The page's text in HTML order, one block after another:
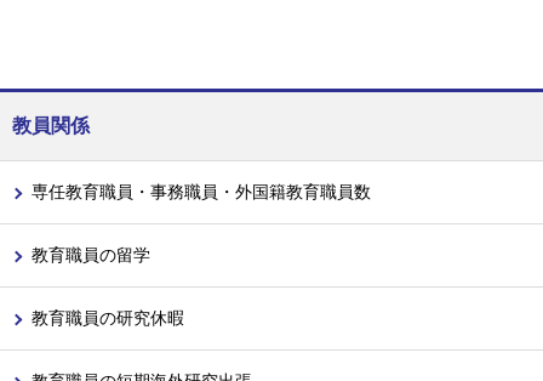
教員関係
専任教育職員・事務職員・外国籍教育職員数
教育職員の留学
教育職員の研究休暇